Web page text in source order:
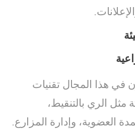
في هذا المجال تقنيات
مثل الري بالتنقيط،
العضوية، وإدارة المزارع.